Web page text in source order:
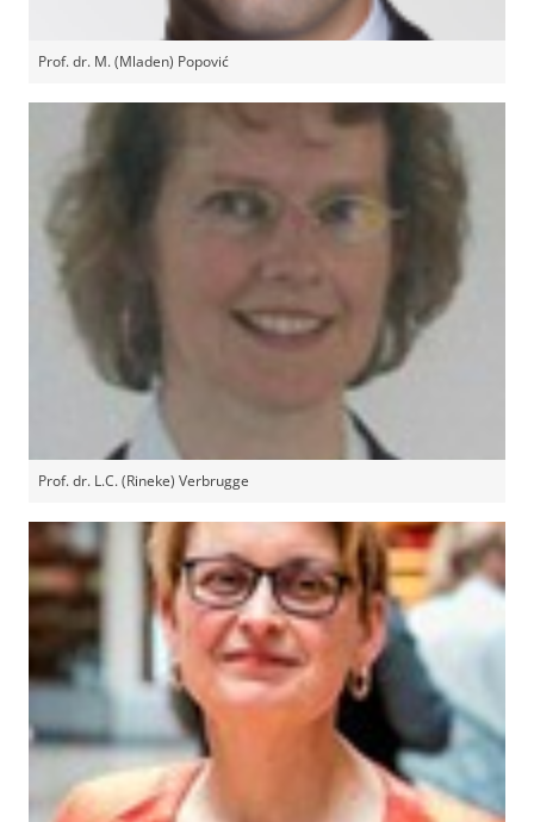
Prof. dr. M. (Mladen) Popović
Prof. dr. L.C. (Rineke) Verbrugge